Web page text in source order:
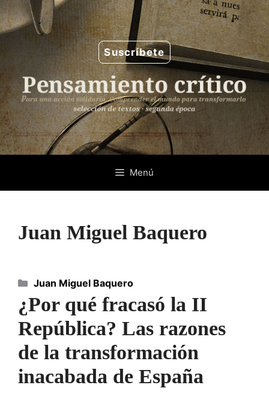
Saltar
al
contenido
Suscríbete
Menú
Juan Miguel Baquero
¿Por qué fracasó la II
República? Las razones
de la transformación
inacabada de España
Categorías
Juan Miguel Baquero